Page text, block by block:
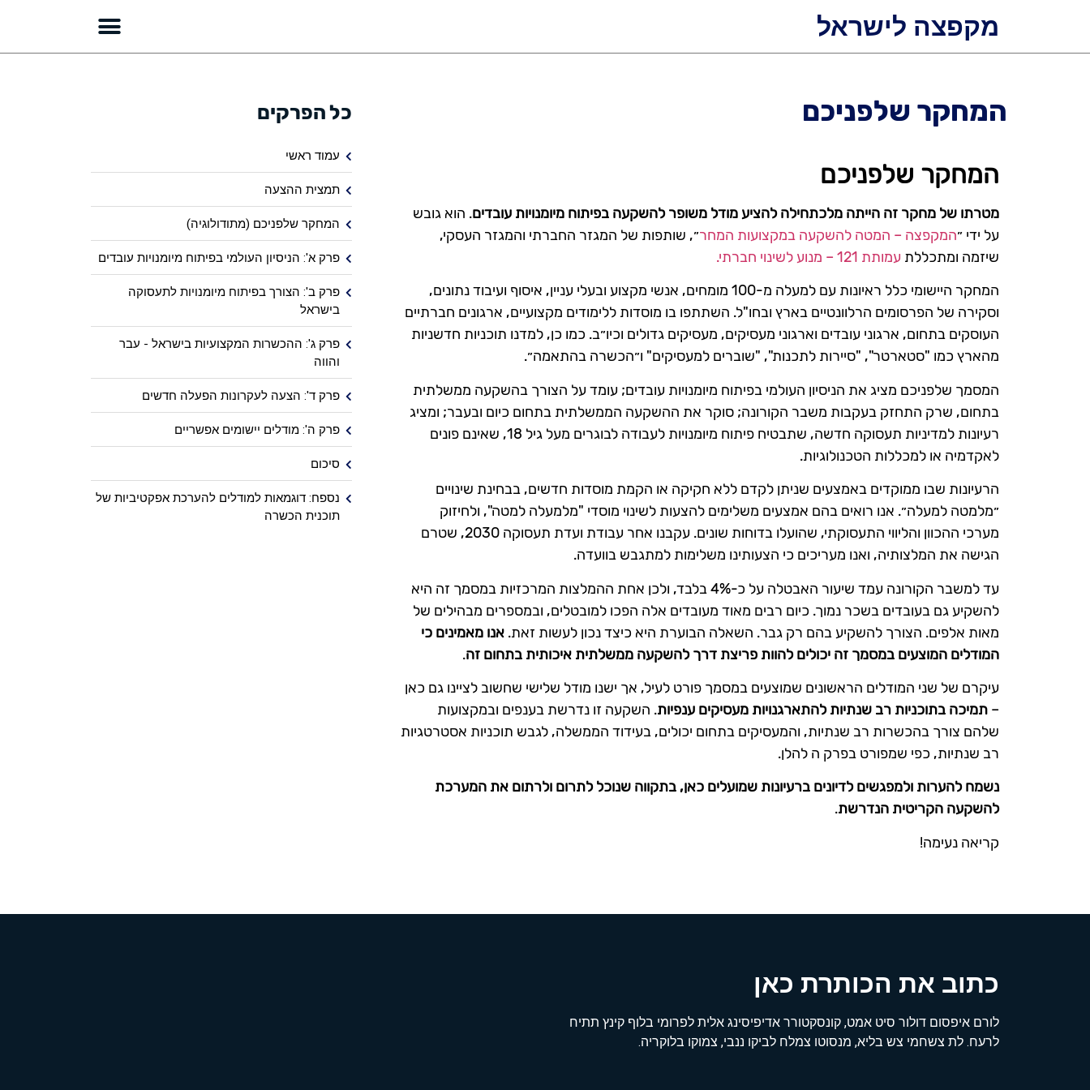
מקפצה לישראל
המחקר שלפניכם
המחקר שלפניכם
מטרתו של מחקר זה הייתה מלכתחילה להציע מודל משופר להשקעה בפיתוח מיומנויות עובדים. הוא גובש
על ידי ״המקפצה – המטה להשקעה במקצועות המחר״, שותפות של המגזר החברתי והמגזר העסקי,
שיזמה ומתכללת עמותת 121 – מנוע לשינוי חברתי.
המחקר היישומי כלל ראיונות עם למעלה מ-100 מומחים, אנשי מקצוע ובעלי עניין, איסוף ועיבוד נתונים,
וסקירה של הפרסומים הרלוונטיים בארץ ובחו"ל. השתתפו בו מוסדות ללימודים מקצועיים, ארגונים חברתיים
העוסקים בתחום, ארגוני עובדים וארגוני מעסיקים, מעסיקים גדולים וכיו״ב. כמו כן, למדנו תוכניות חדשניות
מהארץ כמו "סטארטר", "סיירות לתכנות", "שוברים למעסיקים" ו״הכשרה בהתאמה״.
המסמך שלפניכם מציג את הניסיון העולמי בפיתוח מיומנויות עובדים; עומד על הצורך בהשקעה ממשלתית
בתחום, שרק התחזק בעקבות משבר הקורונה; סוקר את ההשקעה הממשלתית בתחום כיום ובעבר; ומציג
רעיונות למדיניות תעסוקה חדשה, שתבטיח פיתוח מיומנויות לעבודה לבוגרים מעל גיל 18, שאינם פונים
לאקדמיה או למכללות הטכנולוגיות.
הרעיונות שבו ממוקדים באמצעים שניתן לקדם ללא חקיקה או הקמת מוסדות חדשים, בבחינת שינויים
״מלמטה למעלה״. אנו רואים בהם אמצעים משלימים להצעות לשינוי מוסדי "מלמעלה למטה", ולחיזוק
מערכי ההכוון והליווי התעסוקתי, שהועלו בדוחות שונים. עקבנו אחר עבודת ועדת תעסוקה 2030, שטרם
הגישה את המלצותיה, ואנו מעריכים כי הצעותינו משלימות למתגבש בוועדה.
עד למשבר הקורונה עמד שיעור האבטלה על כ-4% בלבד, ולכן אחת ההמלצות המרכזיות במסמך זה היא
להשקיע גם בעובדים בשכר נמוך. כיום רבים מאוד מעובדים אלה הפכו למובטלים, ובמספרים מבהילים של
מאות אלפים. הצורך להשקיע בהם רק גבר. השאלה הבוערת היא כיצד נכון לעשות זאת. אנו מאמינים כי
המודלים המוצעים במסמך זה יכולים להוות פריצת דרך להשקעה ממשלתית איכותית בתחום זה.
עיקרם של שני המודלים הראשונים שמוצעים במסמך פורט לעיל, אך ישנו מודל שלישי שחשוב לציינו גם כאן
– תמיכה בתוכניות רב שנתיות להתארגנויות מעסיקים ענפיות. השקעה זו נדרשת בענפים ובמקצועות
שלהם צורך בהכשרות רב שנתיות, והמעסיקים בתחום יכולים, בעידוד הממשלה, לגבש תוכניות אסטרטגיות
רב שנתיות, כפי שמפורט בפרק ה להלן.
נשמח להערות ולמפגשים לדיונים ברעיונות שמועלים כאן, בתקווה שנוכל לתרום ולרתום את המערכת
להשקעה הקריטית הנדרשת.
קריאה נעימה!
כל הפרקים
עמוד ראשי
תמצית ההצעה
המחקר שלפניכם (מתודולוגיה)
פרק א': הניסיון העולמי בפיתוח מיומנויות עובדים
פרק ב': הצורך בפיתוח מיומנויות לתעסוקה
בישראל
פרק ג': ההכשרות המקצועיות בישראל - עבר
והווה
פרק ד': הצעה לעקרונות הפעלה חדשים
פרק ה': מודלים יישומים אפשריים
סיכום
נספח: דוגמאות למודלים להערכת אפקטיביות של
תוכנית הכשרה
כתוב את הכותרת כאן
לורם איפסום דולור סיט אמט, קונסקטורר אדיפיסינג אלית לפרומי בלוף קינץ תתיח
לרעח. לת צשחמי צש בליא, מנסוטו צמלח לביקו ננבי, צמוקו בלוקריה.